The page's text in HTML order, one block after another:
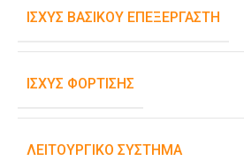
ΙΣΧΎΣ ΒΑΣΙΚΟΎ ΕΠΕΞΕΡΓΑΣΤΉ
ΙΣΧΎΣ ΦΌΡΤΙΣΗΣ
ΛΕΙΤΟΥΡΓΙΚΌ ΣΎΣΤΗΜΑ